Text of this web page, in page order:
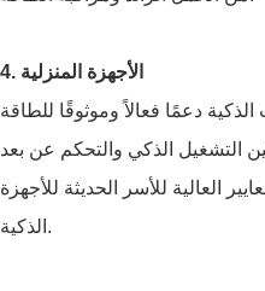
4. الأجهزة المنزلية
دعمًا فعالاً وموثوقًا للطاقة
العالية للأسر الحديثة للأجهزة
الذكية.